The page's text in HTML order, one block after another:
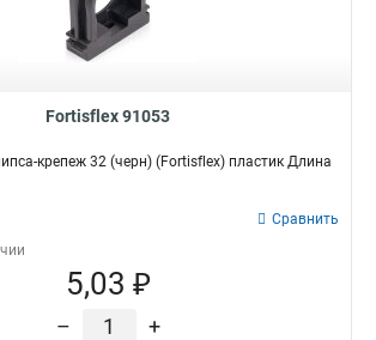
Fortisflex 91053
крепеж 32 (черн) (Fortisflex) пластик Длина
Сравнить
5,03 ₽
– +